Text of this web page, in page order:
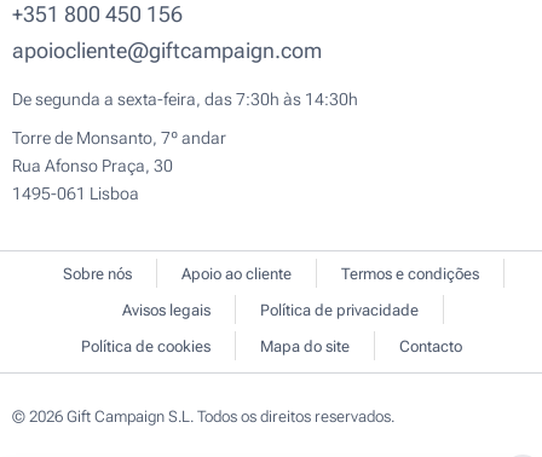
+351 800 450 156
apoiocliente@giftcampaign.com
De segunda a sexta-feira, das 7:30h às 14:30h
Torre de Monsanto, 7º andar
Rua Afonso Praça, 30
1495-061 Lisboa
Sobre nós Apoio ao cliente
Termos e condições
Avisos legais
Política de privacidade
Política de cookies
Mapa do site Contacto
© 2026 Gift Campaign S.L. Todos os direitos reservados.